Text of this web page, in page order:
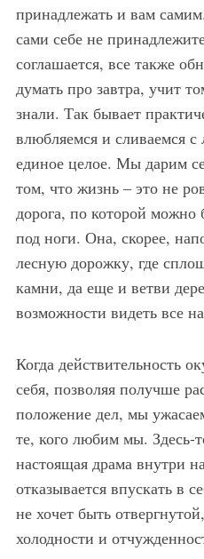
принадлежать и вам
сами себе не
соглашается, все также
думать про завтра, учит
знали. Так бывает
влюбляемся и сливаемся
единое целое. Мы дарим
том, что жизнь – это не
дорога, по которой можно
под ноги. Она, скорее,
лесную дорожку, где
камни, да еще и ветви
возможности видеть все
Когда действительность
себя, позволяя получше
положение дел, мы
те, кого любим мы. Здесь-
настоящая драма внутри
отказывается впускать в
не хочет быть
холодности и